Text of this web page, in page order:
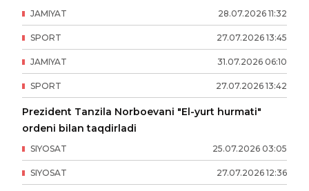
28.07.2026 11:32
JAMIYAT
27.07.2026 13:45
SPORT
31.07.2026 06:10
JAMIYAT
27.07.2026 13:42
SPORT
Prezident Tanzila Norboevani "El-yurt hurmati"
ordeni bilan taqdirladi
25.07.2026 03:05
SIYOSAT
27.07.2026 12:36
SIYOSAT